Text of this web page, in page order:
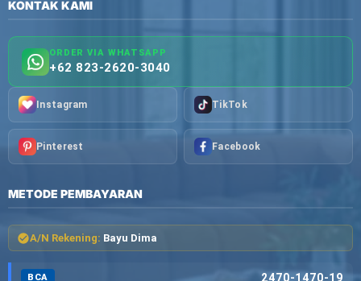
KONTAK KAMI
ORDER VIA WHATSAPP
+62 823-2620-3040
Instagram TikTok
Pinterest Facebook
METODE PEMBAYARAN
A/N Rekening: Bayu Dima
BCA 2470-1470-19